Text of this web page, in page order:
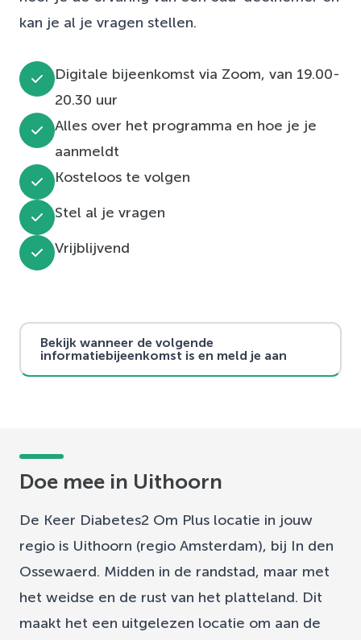
kan je al je vragen stellen.
Digitale bijeenkomst via Zoom, van 19.00-
20.30 uur
Alles over het programma en hoe je je
aanmeldt
Kosteloos te volgen
Stel al je vragen
Vrijblijvend
Bekijk wanneer de volgende
informatiebijeenkomst is en meld je aan
Doe mee in Uithoorn
De Keer Diabetes2 Om Plus locatie in jouw
regio is Uithoorn (regio Amsterdam), bij In den
Ossewaerd. Midden in de randstad, maar met
het weidse en de rust van het platteland. Dit
maakt het een uitgelezen locatie om aan de